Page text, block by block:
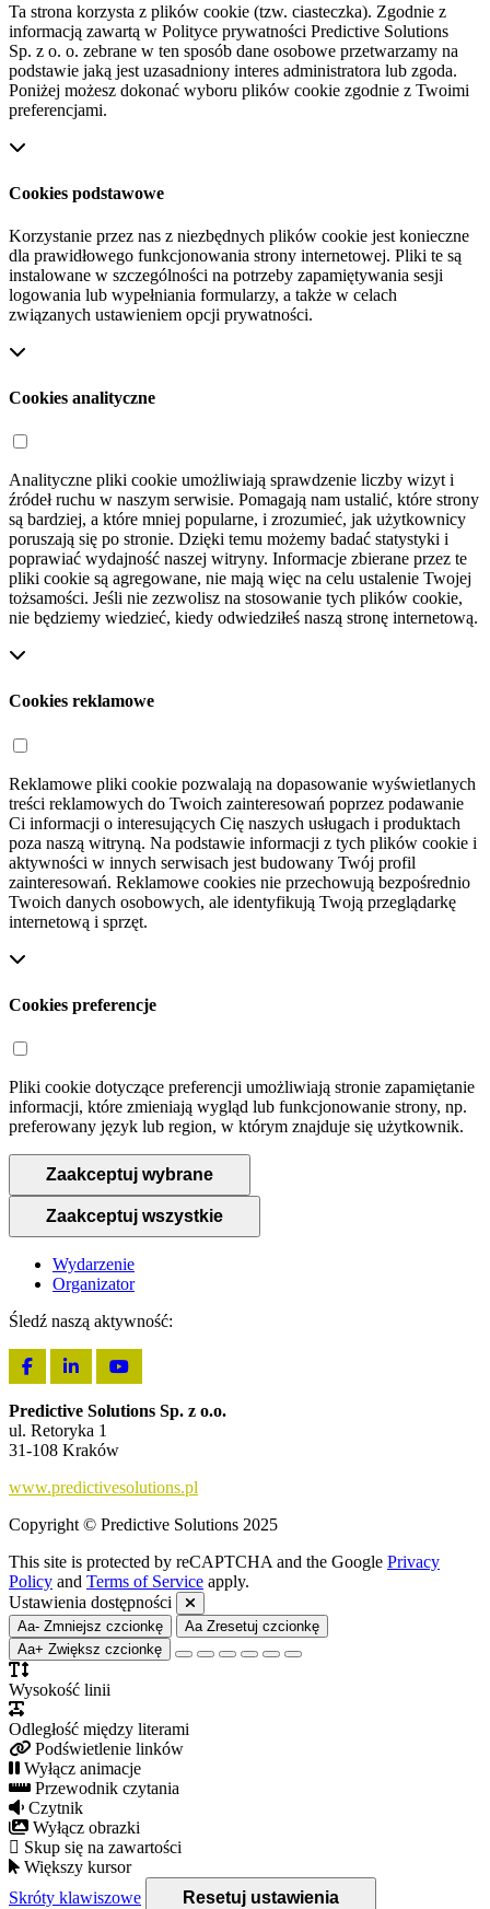
Ta strona korzysta z plików cookie (tzw. ciasteczka). Zgodnie z
informacją zawartą w Polityce prywatności Predictive Solutions
Sp. z o. o. zebrane w ten sposób dane osobowe przetwarzamy na
podstawie jaką jest uzasadniony interes administratora lub zgoda.
Poniżej możesz dokonać wyboru plików cookie zgodnie z Twoimi
preferencjami.
Cookies podstawowe
Korzystanie przez nas z niezbędnych plików cookie jest konieczne
dla prawidłowego funkcjonowania strony internetowej. Pliki te są
instalowane w szczególności na potrzeby zapamiętywania sesji
logowania lub wypełniania formularzy, a także w celach
związanych ustawieniem opcji prywatności.
Cookies analityczne
Analityczne pliki cookie umożliwiają sprawdzenie liczby wizyt i
źródeł ruchu w naszym serwisie. Pomagają nam ustalić, które strony
są bardziej, a które mniej popularne, i zrozumieć, jak użytkownicy
poruszają się po stronie. Dzięki temu możemy badać statystyki i
poprawiać wydajność naszej witryny. Informacje zbierane przez te
pliki cookie są agregowane, nie mają więc na celu ustalenie Twojej
tożsamości. Jeśli nie zezwolisz na stosowanie tych plików cookie,
nie będziemy wiedzieć, kiedy odwiedziłeś naszą stronę internetową.
Cookies reklamowe
Reklamowe pliki cookie pozwalają na dopasowanie wyświetlanych
treści reklamowych do Twoich zainteresowań poprzez podawanie
Ci informacji o interesujących Cię naszych usługach i produktach
poza naszą witryną. Na podstawie informacji z tych plików cookie i
aktywności w innych serwisach jest budowany Twój profil
zainteresowań. Reklamowe cookies nie przechowują bezpośrednio
Twoich danych osobowych, ale identyfikują Twoją przeglądarkę
internetową i sprzęt.
Cookies preferencje
Pliki cookie dotyczące preferencji umożliwiają stronie zapamiętanie
informacji, które zmieniają wygląd lub funkcjonowanie strony, np.
preferowany język lub region, w którym znajduje się użytkownik.
Zaakceptuj wybrane
Zaakceptuj wszystkie
Wydarzenie
Organizator
Śledź naszą aktywność:
Predictive Solutions Sp. z o.o.
ul. Retoryka 1
31-108 Kraków
www.predictivesolutions.pl
Copyright © Predictive Solutions 2025
This site is protected by reCAPTCHA and the Google Privacy
Policy and Terms of Service apply.
Ustawienia dostępności
Aa- Zmniejsz czcionkę Aa Zresetuj czcionkę
Aa+ Zwiększ czcionkę
Wysokość linii
Odległość między literami
Podświetlenie linków
Wyłącz animacje
Przewodnik czytania
Czytnik
Wyłącz obrazki
Skup się na zawartości
Większy kursor
Skróty klawiszowe
Resetuj ustawienia